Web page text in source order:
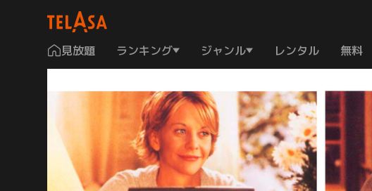
見放題 ランキング ジャンル レンタル 無料